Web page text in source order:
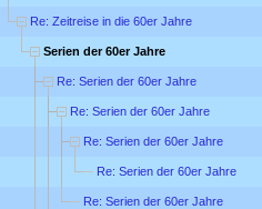
Re: Zeitreise in die 60er Jahre
Serien der 60er Jahre
Re: Serien der 60er Jahre
Re: Serien der 60er Jahre
Re: Serien der 60er Jahre
Re: Serien der 60er Jahre
Re: Serien der 60er Jahre